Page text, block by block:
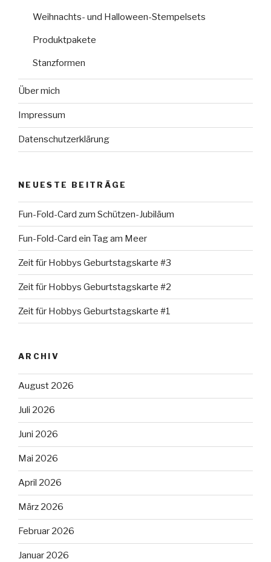
Weihnachts- und Halloween-Stempelsets
Produktpakete
Stanzformen
Über mich
Impressum
Datenschutzerklärung
NEUESTE BEITRÄGE
Fun-Fold-Card zum Schützen-Jubiläum
Fun-Fold-Card ein Tag am Meer
Zeit für Hobbys Geburtstagskarte #3
Zeit für Hobbys Geburtstagskarte #2
Zeit für Hobbys Geburtstagskarte #1
ARCHIV
August 2026
Juli 2026
Juni 2026
Mai 2026
April 2026
März 2026
Februar 2026
Januar 2026